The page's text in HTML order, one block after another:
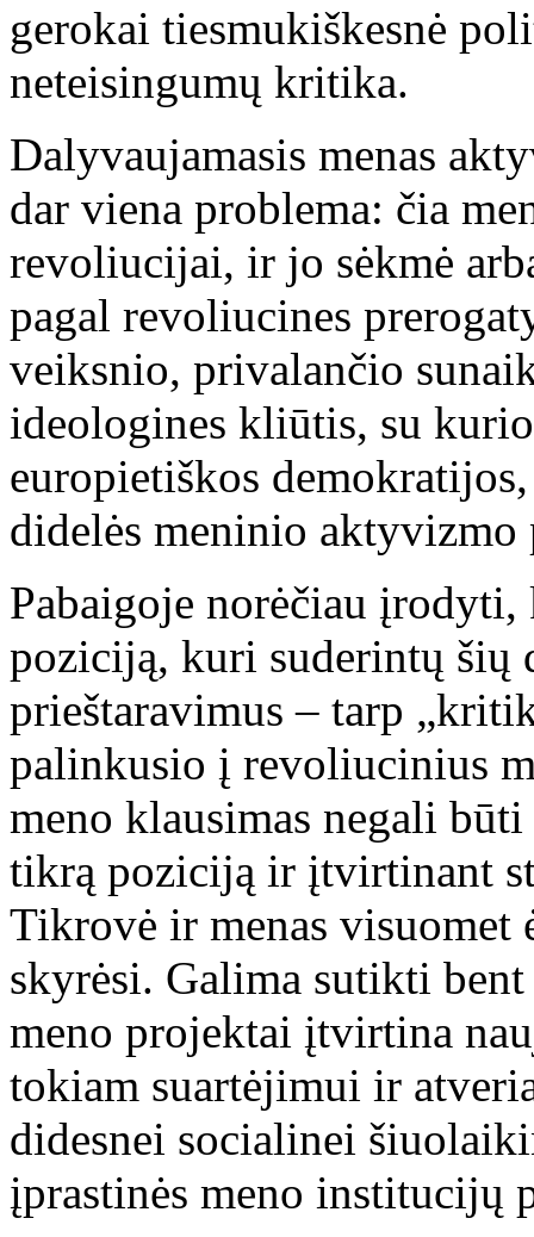
gerokai tiesmukiškesnė
neteisingumų kritika.
Dalyvaujamasis menas
dar viena problema: čia
revoliucijai, ir jo sėkmė
pagal revoliucines
veiksnio, privalančio
ideologines kliūtis, su
europietiškos
didelės meninio
Pabaigoje norėčiau įrodyti,
poziciją, kuri suderintų
prieštaravimus – tarp
palinkusio į revoliucinius
meno klausimas negali
tikrą poziciją ir įtvirtinant
Tikrovė ir menas
skyrėsi. Galima sutikti
meno projektai įtvirtina
tokiam suartėjimui ir
didesnei socialinei
įprastinės meno institucijų